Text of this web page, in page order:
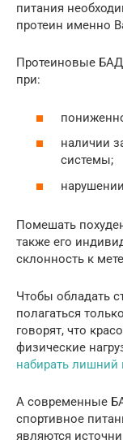
питания
протеин именно
Протеиновые
при:
наличии
системы;
Помешать
также его
склонность к
Чтобы обладать
полагаться
говорят, что
физические
набирать лишний
А современные
спортивное
являются